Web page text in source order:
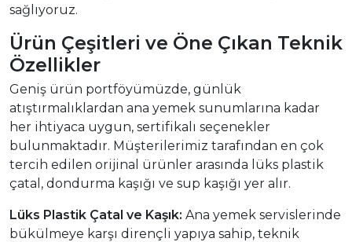
sağlıyoruz.
Ürün Çeşitleri ve Öne Çıkan Teknik
Özellikler
Geniş ürün portföyümüzde, günlük
atıştırmalıklardan ana yemek sunumlarına kadar
her ihtiyaca uygun, sertifikalı seçenekler
bulunmaktadır. Müşterilerimiz tarafından en çok
tercih edilen orijinal ürünler arasında lüks plastik
çatal, dondurma kaşığı ve sup kaşığı yer alır.
Lüks Plastik Çatal ve Kaşık: Ana yemek servislerinde
bükülmeye karşı dirençli yapıya sahip, teknik